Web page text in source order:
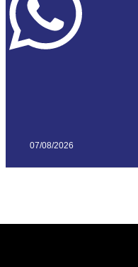
07/08/2026